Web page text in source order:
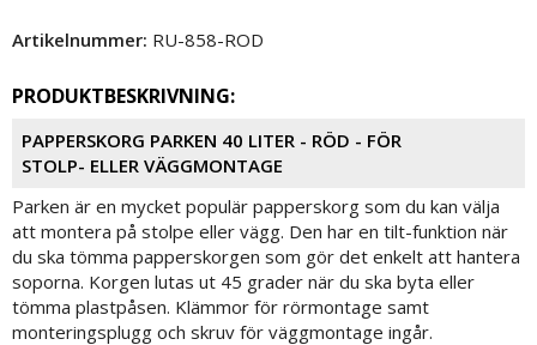
Artikelnummer: RU-858-ROD
PRODUKTBESKRIVNING:
PAPPERSKORG PARKEN 40 LITER - RÖD - FÖR
STOLP- ELLER VÄGGMONTAGE
Parken är en mycket populär papperskorg som du kan välja
att montera på stolpe eller vägg. Den har en tilt-funktion när
du ska tömma papperskorgen som gör det enkelt att hantera
soporna. Korgen lutas ut 45 grader när du ska byta eller
tömma plastpåsen. Klämmor för rörmontage samt
monteringsplugg och skruv för väggmontage ingår.